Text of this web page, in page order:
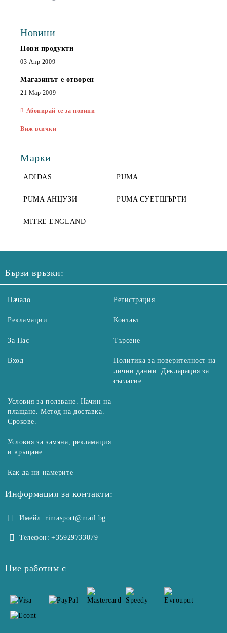
Новини
Нови продукти
03 Апр 2009
Магазинът е отворен
21 Мар 2009
Абонирай се за новини
Виж всички
Марки
ADIDAS PUMA
PUMA АНЦУЗИ PUMA СУЕТШЪРТИ
MITRE ENGLAND
Бързи връзки:
Начало
Рекламации
За Нас
Вход
Регистрация
Контакт
Търсене
Политика за поверителност на
лични данни. Декларация за
съгласие
Условия за ползване. Начин на
плащане. Метод на доставка.
Срокове.
Условия за замяна, рекламация
и връщане
Как да ни намерите
Информация за контакти:
Имейл: rimasport@mail.bg
Телефон: +35929733079
Ние работим с